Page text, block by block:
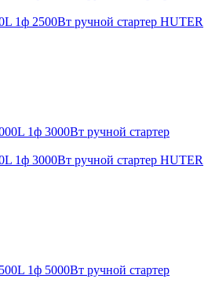
1ф 2500Вт ручной стартер HUTER
1ф 3000Вт ручной стартер HUTER